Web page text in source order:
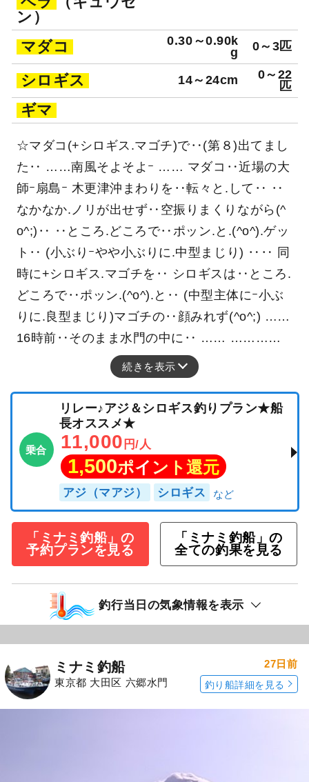
ン）
マダコ
0.30～0.90k
g
0～3匹
シロギス 14～24cm
0～22
匹
ギマ
☆マダコ(+シロギス.マゴチ)で‥(第８)出てまし
た‥ ……南風そよそよｰ …… マダコ‥近場の大
師ｰ扇島ｰ 木更津沖まわりを‥転々と.して‥ ‥
なかなか.ノリが出せず‥空振りまくりながら(^
o^;)‥ ‥ところ.どころで‥ポッン.と.(^o^).ゲッ
ト‥ (小ぶりｰやや小ぶりに.中型まじり) ‥‥ 同
時に+シロギス.マゴチを‥ シロギスは‥ところ.
どころで‥ポッン.(^o^).と‥ (中型主体にｰ小ぶ
りに.良型まじり)マゴチの‥顔みれず(^o^;) ……
16時前‥そのまま水門の中に‥ …… …………
続きを表示
乗合
リレー♪アジ＆シロギス釣りプラン★船
長オススメ★
11,000 円/人
1,500ポイント還元
アジ（マアジ） シロギス
「ミナミ釣船」の
予約プランを見る
「ミナミ釣船」の
全ての釣果を見る
釣行当日の気象情報を表示
ミナミ釣船
東京都 大田区 六郷水門
27日前
釣り船詳細を見る